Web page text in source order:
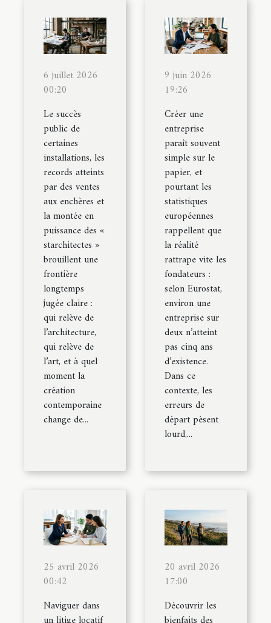
6 juillet 2026
00:20
Le succès
public de
certaines
installations, les
records atteints
par des ventes
aux enchères et
la montée en
puissance des «
starchitectes »
brouillent une
frontière
longtemps
jugée claire :
qui relève de
l’architecture,
qui relève de
l’art, et à quel
moment la
création
contemporaine
change de...
9 juin 2026
19:26
Créer une
entreprise
paraît souvent
simple sur le
papier, et
pourtant les
statistiques
européennes
rappellent que
la réalité
rattrape vite les
fondateurs :
selon Eurostat,
environ une
entreprise sur
deux n’atteint
pas cinq ans
d’existence.
Dans ce
contexte, les
erreurs de
départ pèsent
lourd,...
25 avril 2026
00:42
Naviguer dans
20 avril 2026
17:00
Découvrir les